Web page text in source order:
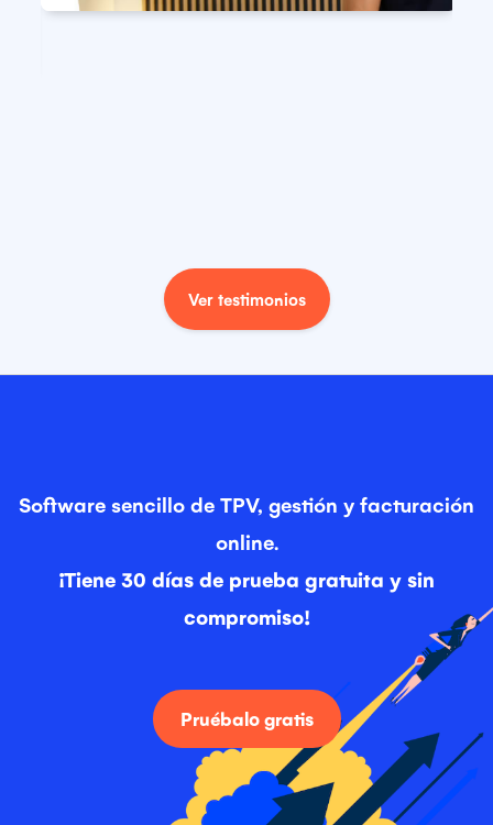
Ver testimonios
Software sencillo de TPV, gestión y facturación
online.
¡Tiene 30 días de prueba gratuita y sin
compromiso!
Pruébalo gratis